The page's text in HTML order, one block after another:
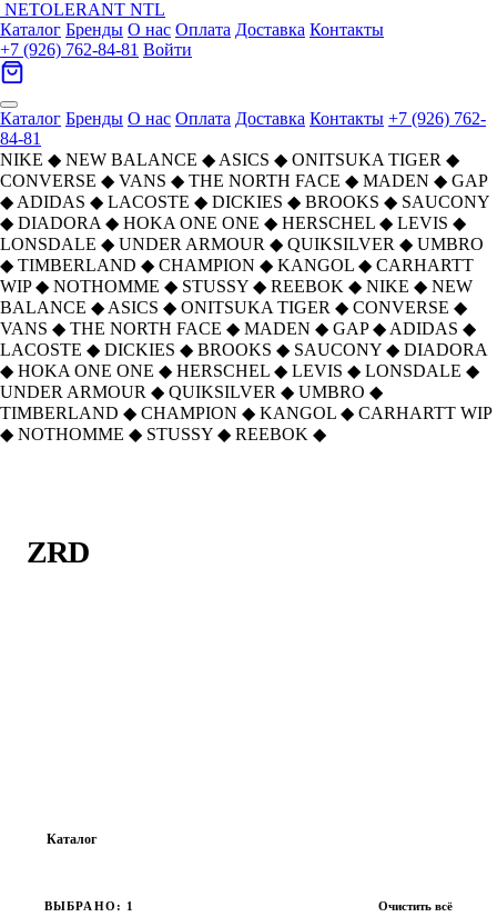
NETOLERANT NTL
Каталог Бренды О нас Оплата Доставка Контакты
+7 (926) 762-84-81 Войти
Каталог Бренды О нас Оплата Доставка Контакты +7 (926) 762-
84-81
NIKE ◆ NEW BALANCE ◆ ASICS ◆ ONITSUKA TIGER ◆
CONVERSE ◆ VANS ◆ THE NORTH FACE ◆ MADEN ◆ GAP
◆ ADIDAS ◆ LACOSTE ◆ DICKIES ◆ BROOKS ◆ SAUCONY
◆ DIADORA ◆ HOKA ONE ONE ◆ HERSCHEL ◆ LEVIS ◆
LONSDALE ◆ UNDER ARMOUR ◆ QUIKSILVER ◆ UMBRO
◆ TIMBERLAND ◆ CHAMPION ◆ KANGOL ◆ CARHARTT
WIP ◆ NOTHOMME ◆ STUSSY ◆ REEBOK ◆ NIKE ◆ NEW
BALANCE ◆ ASICS ◆ ONITSUKA TIGER ◆ CONVERSE ◆
VANS ◆ THE NORTH FACE ◆ MADEN ◆ GAP ◆ ADIDAS ◆
LACOSTE ◆ DICKIES ◆ BROOKS ◆ SAUCONY ◆ DIADORA
◆ HOKA ONE ONE ◆ HERSCHEL ◆ LEVIS ◆ LONSDALE ◆
UNDER ARMOUR ◆ QUIKSILVER ◆ UMBRO ◆
TIMBERLAND ◆ CHAMPION ◆ KANGOL ◆ CARHARTT WIP
◆ NOTHOMME ◆ STUSSY ◆ REEBOK ◆
ZRD
Каталог
ВЫБРАНО: 1 Очистить всё